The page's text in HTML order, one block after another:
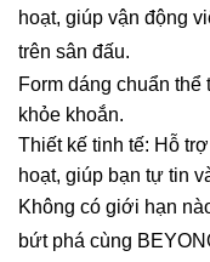
hoạt, giúp vận động
trên sân đấu.
Form dáng chuẩn thể
khỏe khoắn.
Thiết kế tinh tế: Hỗ
hoạt, giúp bạn tự tin
Không có giới hạn
bứt phá cùng